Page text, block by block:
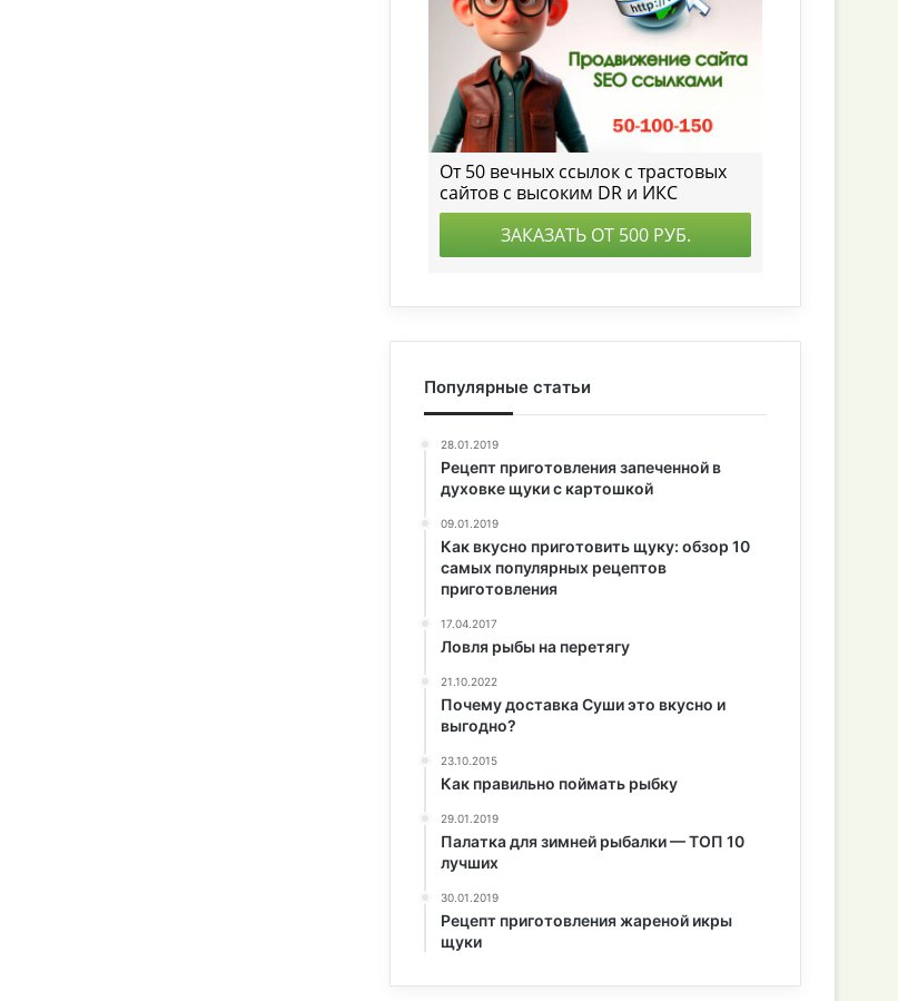
Популярные статьи
28.01.2019
Рецепт приготовления запеченной в
духовке щуки с картошкой
09.01.2019
Как вкусно приготовить щуку: обзор 10
самых популярных рецептов
приготовления
17.04.2017
Ловля рыбы на перетягу
21.10.2022
Почему доставка Суши это вкусно и
выгодно?
23.10.2015
Как правильно поймать рыбку
29.01.2019
Палатка для зимней рыбалки — ТОП 10
лучших
30.01.2019
Рецепт приготовления жареной икры
щуки